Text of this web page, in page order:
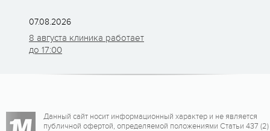
07.08.2026
8 августа клиника работает
до 17:00
Данный сайт носит информационный характер и не является
публичной офертой, определяемой положениями Статьи 437 (2)